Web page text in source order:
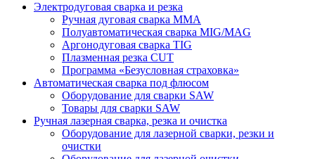
Электродуговая сварка и резка
Ручная дуговая сварка MMA
Полуавтоматическая сварка MIG/MAG
Аргонодуговая сварка TIG
Плазменная резка CUT
Программа «Безусловная страховка»
Автоматическая сварка под флюсом
Оборудование для сварки SAW
Товары для сварки SAW
Ручная лазерная сварка, резка и очистка
Оборудование для лазерной сварки, резки и
очистки